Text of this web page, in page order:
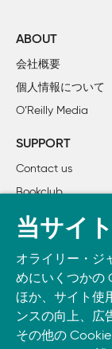
1章	デジタルマッピングの手引き
	1.1	デジタルマップが持つ力
		1.2.1	個人の作るマップ
		1.2.2	技術上の障壁
	1.3	Webマッピングの種類
		1.3.2	Webマッピングコンポーネントを使ったWebサイト
2章	デジタルマッピングの作業とツール
	2.1	一般的なマッピング作業
	2.2	一般的な落とし穴、行き詰まり、苛立ち
		2.2.1	良好なソースデータの入手
		2.2.2	デジタルツールへの依存
		2.2.3	データフォーマットの理解
		2.2.4	正しいツールの使用
ABOUT
会社概要
個人情報について
O’Reilly Media
SUPPORT
Contact us
Bookclub
書籍注文
Take O’Reilly
phone
and tablet.
当サイ
オライリー・ジ
めにいくつかの
ほか、サイト使
ンスの向上、広
その他の